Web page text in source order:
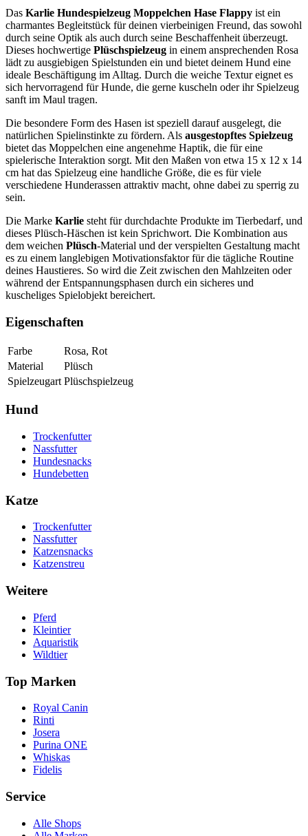
Das Karlie Hundespielzeug Moppelchen Hase Flappy ist ein
charmantes Begleitstück für deinen vierbeinigen Freund, das sowohl
durch seine Optik als auch durch seine Beschaffenheit überzeugt.
Dieses hochwertige Plüschspielzeug in einem ansprechenden Rosa
lädt zu ausgiebigen Spielstunden ein und bietet deinem Hund eine
ideale Beschäftigung im Alltag. Durch die weiche Textur eignet es
sich hervorragend für Hunde, die gerne kuscheln oder ihr Spielzeug
sanft im Maul tragen.
Die besondere Form des Hasen ist speziell darauf ausgelegt, die
natürlichen Spielinstinkte zu fördern. Als ausgestopftes Spielzeug
bietet das Moppelchen eine angenehme Haptik, die für eine
spielerische Interaktion sorgt. Mit den Maßen von etwa 15 x 12 x 14
cm hat das Spielzeug eine handliche Größe, die es für viele
verschiedene Hunderassen attraktiv macht, ohne dabei zu sperrig zu
sein.
Die Marke Karlie steht für durchdachte Produkte im Tierbedarf, und
dieses Plüsch-Häschen ist kein Sprichwort. Die Kombination aus
dem weichen Plüsch-Material und der verspielten Gestaltung macht
es zu einem langlebigen Motivationsfaktor für die tägliche Routine
deines Haustieres. So wird die Zeit zwischen den Mahlzeiten oder
während der Entspannungsphasen durch ein sicheres und
kuscheliges Spielobjekt bereichert.
Eigenschaften
Farbe
Rosa, Rot
Material
Plüsch
Spielzeugart Plüschspielzeug
Hund
Trockenfutter
Nassfutter
Hundesnacks
Hundebetten
Katze
Trockenfutter
Nassfutter
Katzensnacks
Katzenstreu
Weitere
Pferd
Kleintier
Aquaristik
Wildtier
Top Marken
Royal Canin
Rinti
Josera
Purina ONE
Whiskas
Fidelis
Service
Alle Shops